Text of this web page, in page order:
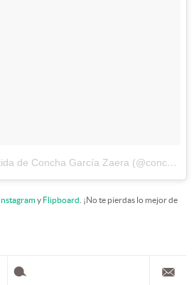
Una publicación compartida de Concha García Zaera (@conchagzaera)
Instagramy Flipboard . ¡No te pierdas lo mejor de